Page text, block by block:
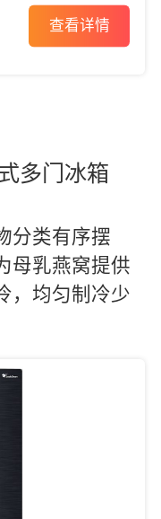
查看详情
多门冰箱
分类有序摆
母乳燕窝提供
，均匀制冷少